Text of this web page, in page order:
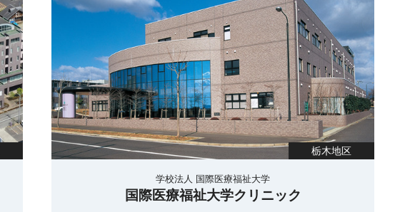
栃木地区
学校法人 国際医療福祉大学
国際医療福祉大学クリニック